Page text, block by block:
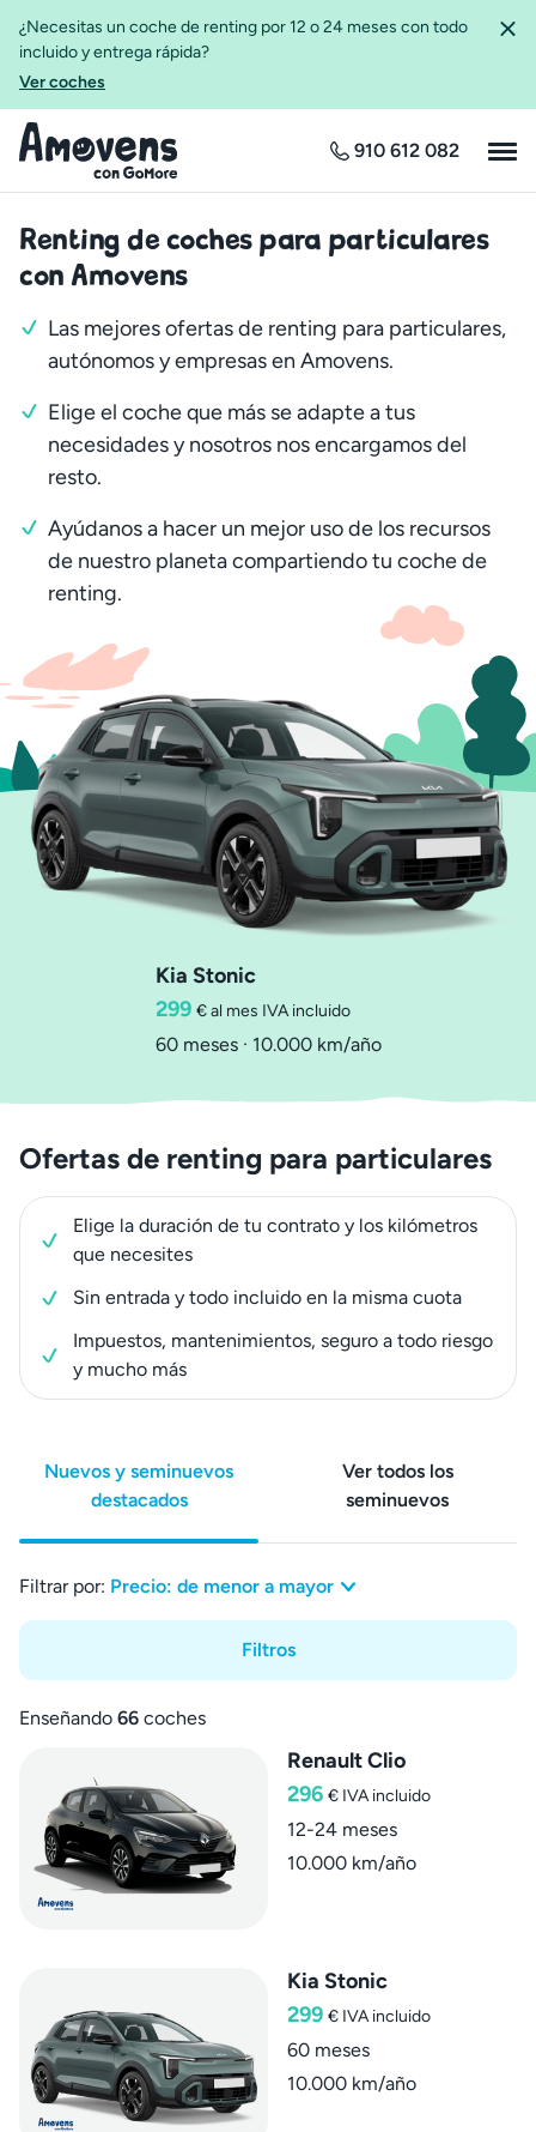
¿Necesitas un coche de renting por 12 o 24 meses con todo
incluido y entrega rápida?
Ver coches
910 612 082
Renting de coches para particulares
con Amovens
Las mejores ofertas de renting para particulares,
autónomos y empresas en Amovens.
Elige el coche que más se adapte a tus
necesidades y nosotros nos encargamos del
resto.
Ayúdanos a hacer un mejor uso de los recursos
de nuestro planeta compartiendo tu coche de
renting.
Kia Stonic
299 € al mes IVA incluido
60 meses · 10.000 km/año
Ofertas de renting para particulares
Elige la duración de tu contrato y los kilómetros
que necesites
Sin entrada y todo incluido en la misma cuota
Impuestos, mantenimientos, seguro a todo riesgo
y mucho más
Nuevos y seminuevos
destacados
Ver todos los
seminuevos
Filtrar por: Precio: de menor a mayor
Filtros
Enseñando 66 coches
Renault Clio
296 € IVA incluido
12-24 meses
10.000 km/año
Kia Stonic
299 € IVA incluido
60 meses
10.000 km/año